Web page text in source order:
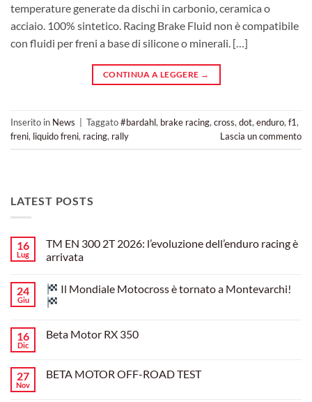
temperature generate da dischi in carbonio, ceramica o
acciaio. 100% sintetico. Racing Brake Fluid non è compatibile
con fluidi per freni a base di silicone o minerali. […]
CONTINUA A LEGGERE →
Inserito in News Taggato#bardahl, brake racing, cross, dot, enduro, f1,
freni, liquido freni, racing, rally Lascia un commento
LATEST POSTS
16
Lug
TM EN 300 2T 2026: l’evoluzione dell’enduro racing è
arrivata
su
TM
EN
2026:
è
arrivata
24
Giu
Il Mondiale Motocross è tornato a Montevarchi!
su
Motocross
è
16
Dic
Beta Motor RX 350
Beta
27
Nov
BETA MOTOR OFF-ROAD TEST